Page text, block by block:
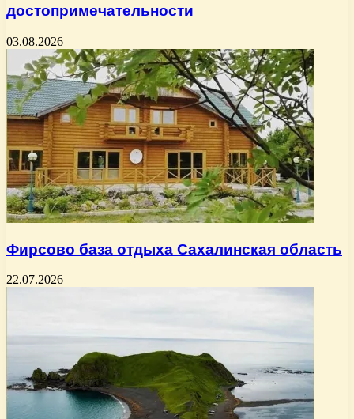
достопримечательности
03.08.2026
Фирсово база отдыха Сахалинская область
22.07.2026